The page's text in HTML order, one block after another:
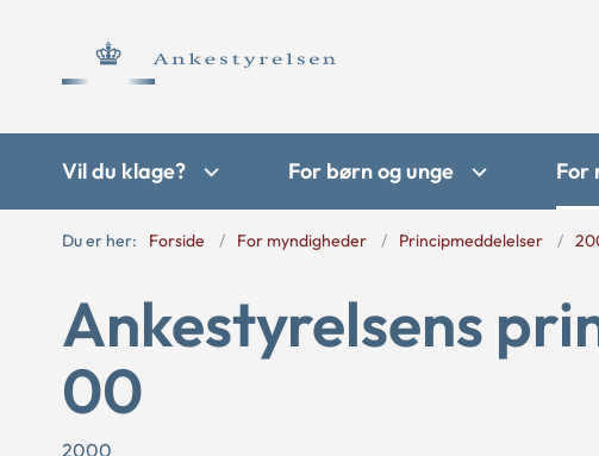
Vil du klage? For børn og unge For
Du er her: Forside For myndigheder Principmeddelelser
Ankestyrelsens
00
2000